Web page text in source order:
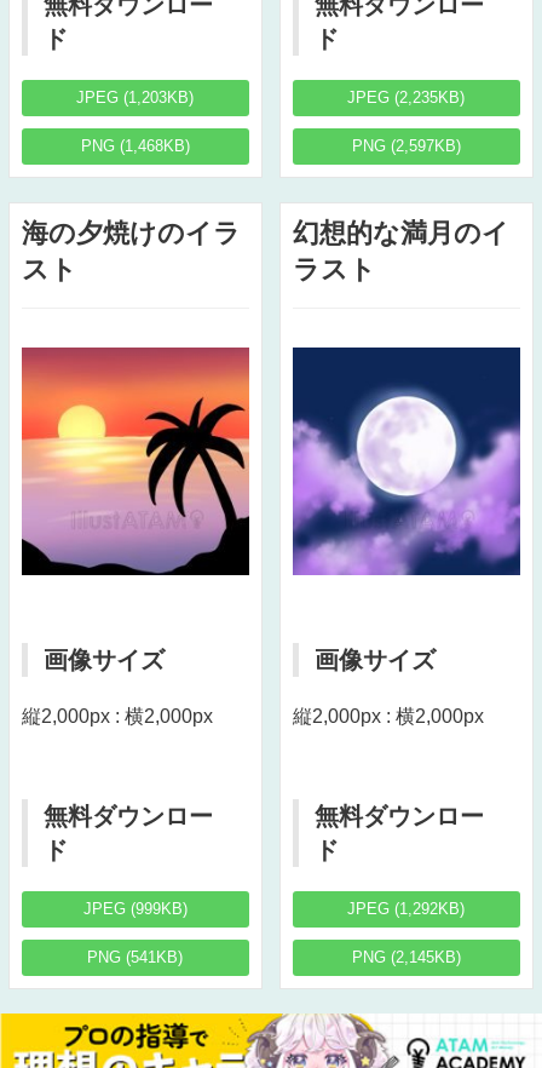
ド
JPEG (1,203KB)
PNG (1,468KB)
ド
JPEG (2,235KB)
PNG (2,597KB)
海の夕焼けのイラ
スト
画像サイズ
縦2,000px : 横2,000px
無料ダウンロー
ド
JPEG (999KB)
PNG (541KB)
幻想的な満月のイ
ラスト
画像サイズ
縦2,000px : 横2,000px
無料ダウンロー
ド
JPEG (1,292KB)
PNG (2,145KB)